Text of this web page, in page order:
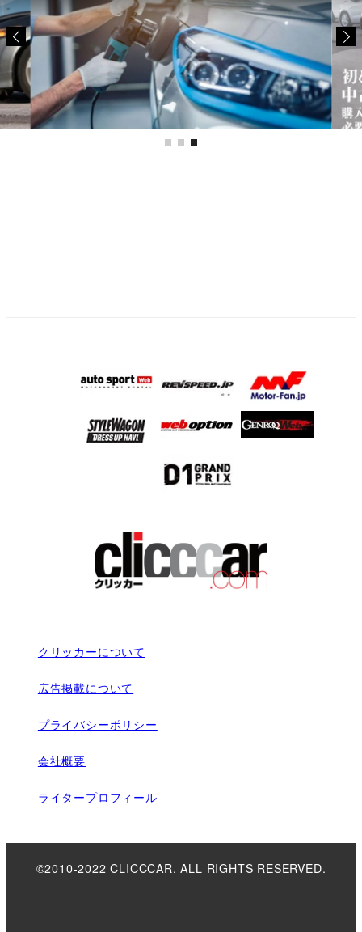
クリッカーについて
広告掲載について
プライバシーポリシー
会社概要
ライタープロフィール
©2010-2022 CLICCCAR. ALL RIGHTS RESERVED.